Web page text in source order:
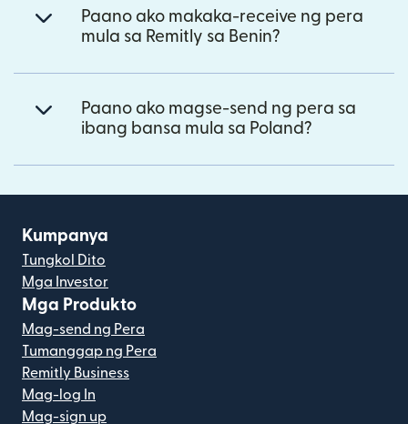
Paano ako makaka-receive ng pera
mula sa Remitly sa Benin?
Paano ako magse-send ng pera sa
ibang bansa mula sa Poland?
Kumpanya
Tungkol Dito
Mga Investor
Mga Produkto
Mag-send ng Pera
Tumanggap ng Pera
Remitly Business
Mag-log In
Mag-sign up